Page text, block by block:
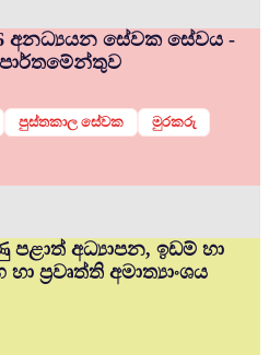
අනධ්‍යයන සේවක සේවය -
පුස්තකාල සේවක
මුරකරු
පළාත් අධ්‍යාපන, ඉඩම් හා
ප්‍රවෘත්ති අමාත්‍යාංශය